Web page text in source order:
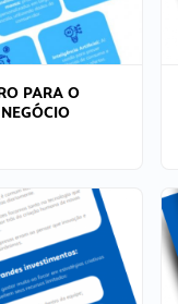
PARA O